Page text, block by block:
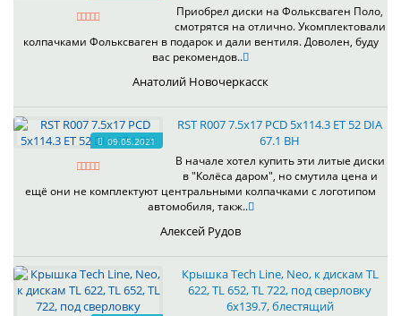
Приобрел диски на Фольксваген Поло,
смотрятся на отлично. Укомплектовали
колпачками Фольксваген в подарок и дали вентиля. Доволен, буду
вас рекомендов..
Анатолий Новочеркасск
09.05.2021
RST R007 7.5x17 PCD 5x114.3 ET 52 DIA
67.1 BH
В начале хотел купить эти литые диски
в "Колёса даром", но смутила цена и
ещё они не комплектуют центральными колпачками с логотипом
автомобиля, такж..
Алексей Рудов
Крышка Tech Line, Neo, к дискам TL
622, TL 652, TL 722, под сверловку
6х139.7, блестящий